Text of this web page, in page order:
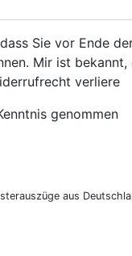
Sie vor Ende
Mir ist bekannt,
verliere
genommen
aus